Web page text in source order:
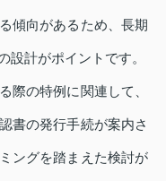
傾向があるため、長期
設計がポイントです。
際の特例に関連して、
書の発行手続が案内さ
ングを踏まえた検討が